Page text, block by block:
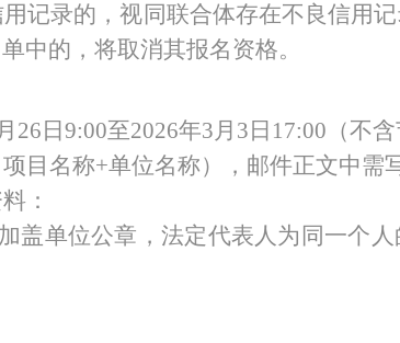
记录的，视同联合体存在不良信用
中的，将取消其报名资格。
26日9:00至2026年3月3日17:00（不
目名称+单位名称），邮件正文中需
：
盖单位公章，法定代表人为同一个